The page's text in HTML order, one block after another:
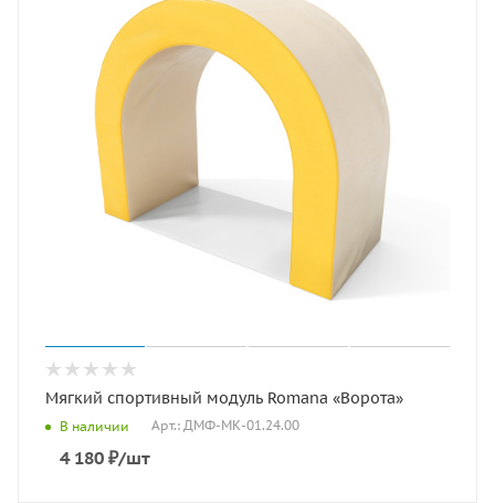
Мягкий спортивный модуль Romana «Ворота»
В наличии Арт.: ДМФ-МК-01.24.00
4 180 ₽/шт